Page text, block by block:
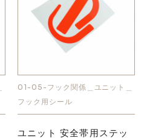
01-05-フック関係＿ユニット＿
フック用シール
ユニット 安全帯用ステッ